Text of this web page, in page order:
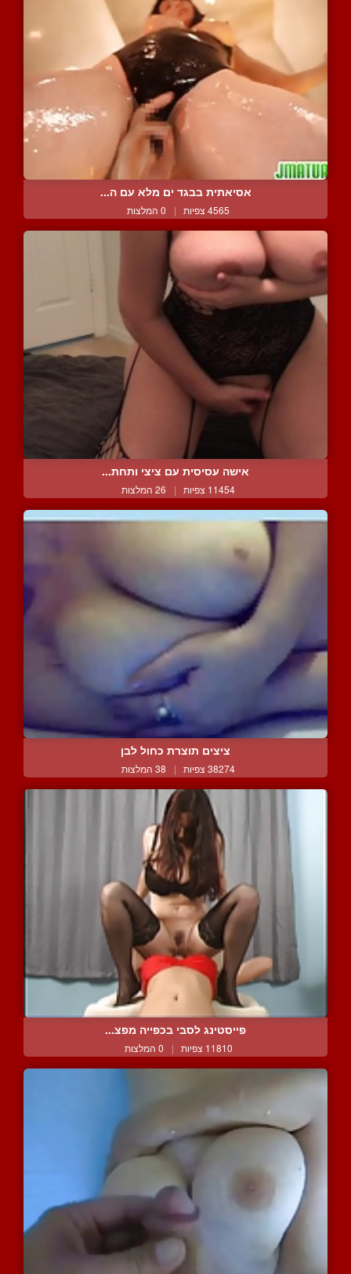
אסיאתית בבגד ים מלא עם ה...
4565 צפיות | 0 המלצות
אישה עסיסית עם ציצי ותחת...
11454 צפיות | 26 המלצות
ציצים תוצרת כחול לבן
38274 צפיות | 38 המלצות
פייסטינג לסבי בכפייה מפצ...
11810 צפיות | 0 המלצות